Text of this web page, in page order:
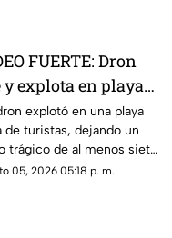
FUERTE: Dron
y explota en playa
de turistas, hay
muertos y
explotó en una playa
de turistas, dejando un
trágico de al menos siete
entre ellos tres
05, 2026 05:18 p. m.